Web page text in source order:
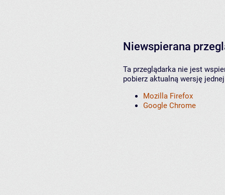
Niewspierana
Ta przeglądarka nie jest
pobierz aktualną wersję
Mozilla Firefox
Google Chrome